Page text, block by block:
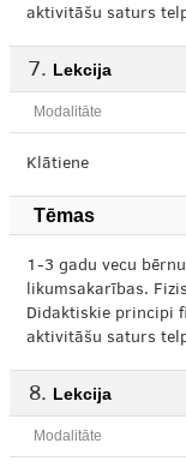
aktivitāšu saturs
Lekcija
Modalitāte
Klātiene
Tēmas
1-3 gadu vecu
likumsakarības.
Didaktiskie principi
aktivitāšu saturs
Lekcija
Modalitāte